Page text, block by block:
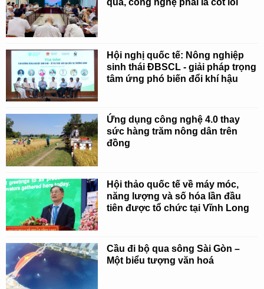
quả, công nghệ phải là cốt lõi
Hội nghị quốc tế: Nông nghiệp
sinh thái ĐBSCL - giải pháp trọng
tâm ứng phó biến đổi khí hậu
Ứng dụng công nghệ 4.0 thay
sức hàng trăm nông dân trên
đồng
Hội thảo quốc tế về máy móc,
năng lượng và số hóa lần đầu
tiên được tổ chức tại Vĩnh Long
Cầu đi bộ qua sông Sài Gòn –
Một biểu tượng văn hoá